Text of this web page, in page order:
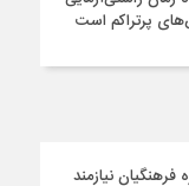
نیازمند